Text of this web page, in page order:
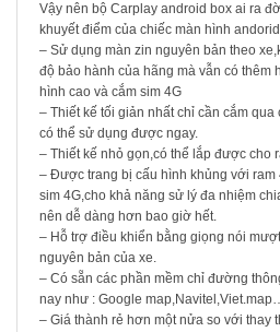
Vậy nên bộ Carplay android box ai ra
khuyết điểm của chiếc màn hình
– Sử dụng màn zin nguyên bản theo
độ bảo hành của hãng mà vẫn có thêm
hình cao và cắm sim 4G
– Thiết kế tối giản nhất chỉ cần cắm
có thể sử dụng được ngay.
– Thiết kế nhỏ gọn,có thể lắp được cho
– Được trang bị cấu hình khủng với ram
sim 4G,cho khả năng sử lý đa nhiệm
nên dễ dàng hơn bao giờ hết.
– Hỗ trợ điều khiển bằng giọng nói
nguyên bản của xe.
– Có sẵn các phần mềm chỉ đường
nay như : Google
– Giá thành rẻ hơn một nửa so với thay